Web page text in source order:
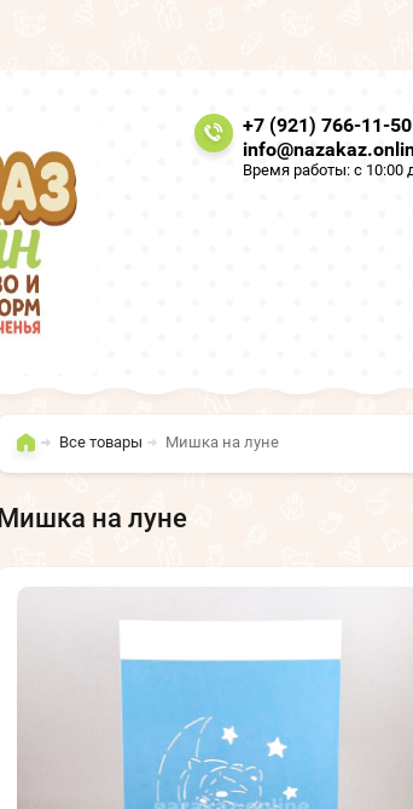
+7 (921) 766-11-50
Время работы: с 10:00
Все товары Мишка на луне
Мишка на луне